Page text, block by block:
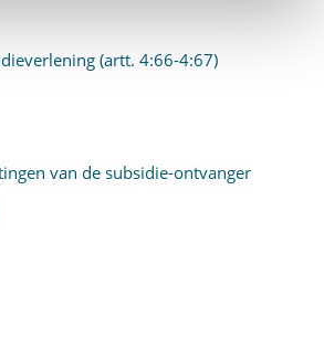
(artt. 4:66-4:67)
van de subsidie-ontvanger